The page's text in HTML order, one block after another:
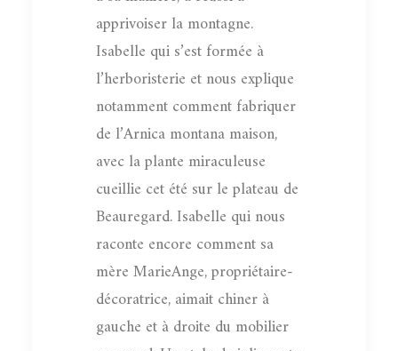
apprivoiser la montagne.
Isabelle qui s’est formée à
l’herboristerie et nous explique
notamment comment fabriquer
de l’Arnica montana maison,
avec la plante miraculeuse
cueillie cet été sur le plateau de
Beauregard. Isabelle qui nous
raconte encore comment sa
mère MarieAnge, propriétaire-
décoratrice, aimait chiner à
gauche et à droite du mobilier